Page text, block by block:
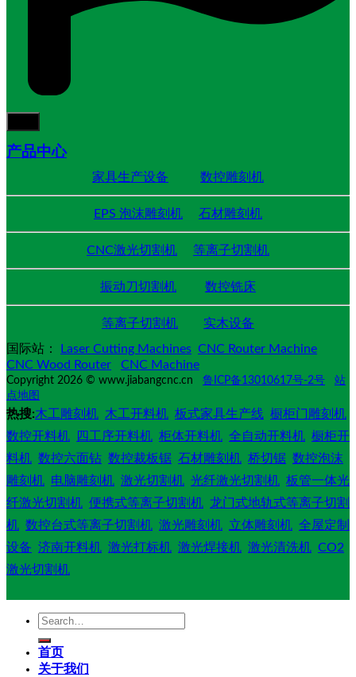
产品中心
家具生产设备 数控雕刻机
EPS 泡沫雕刻机 石材雕刻机
CNC激光切割机 等离子切割机
振动刀切割机 数控铣床
等离子切割机
实木设备
国际站：
Laser Cutting Machines CNC Router Machine
CNC Wood Router
CNC Machine
Copyright 2026 © www.jiabangcnc.cn 鲁ICP备13010617号-2号
站
点地图
热搜:木工雕刻机 木工开料机 板式家具生产线 橱柜门雕刻机
数控开料机
四工序开料机 柜体开料机 全自动开料机 橱柜开
料机 数控六面钻 数控裁板锯 石材雕刻机 桥切锯 数控泡沫
雕刻机 电脑雕刻机 激光切割机 光纤激光切割机 板管一体光
纤激光切割机 便携式等离子切割机 龙门式地轨式等离子切割
机 数控台式等离子切割机 激光雕刻机 立体雕刻机 全屋定制
设备 济南开料机 激光打标机 激光焊接机 激光清洗机 CO2
激光切割机
Search
首页
关于我们